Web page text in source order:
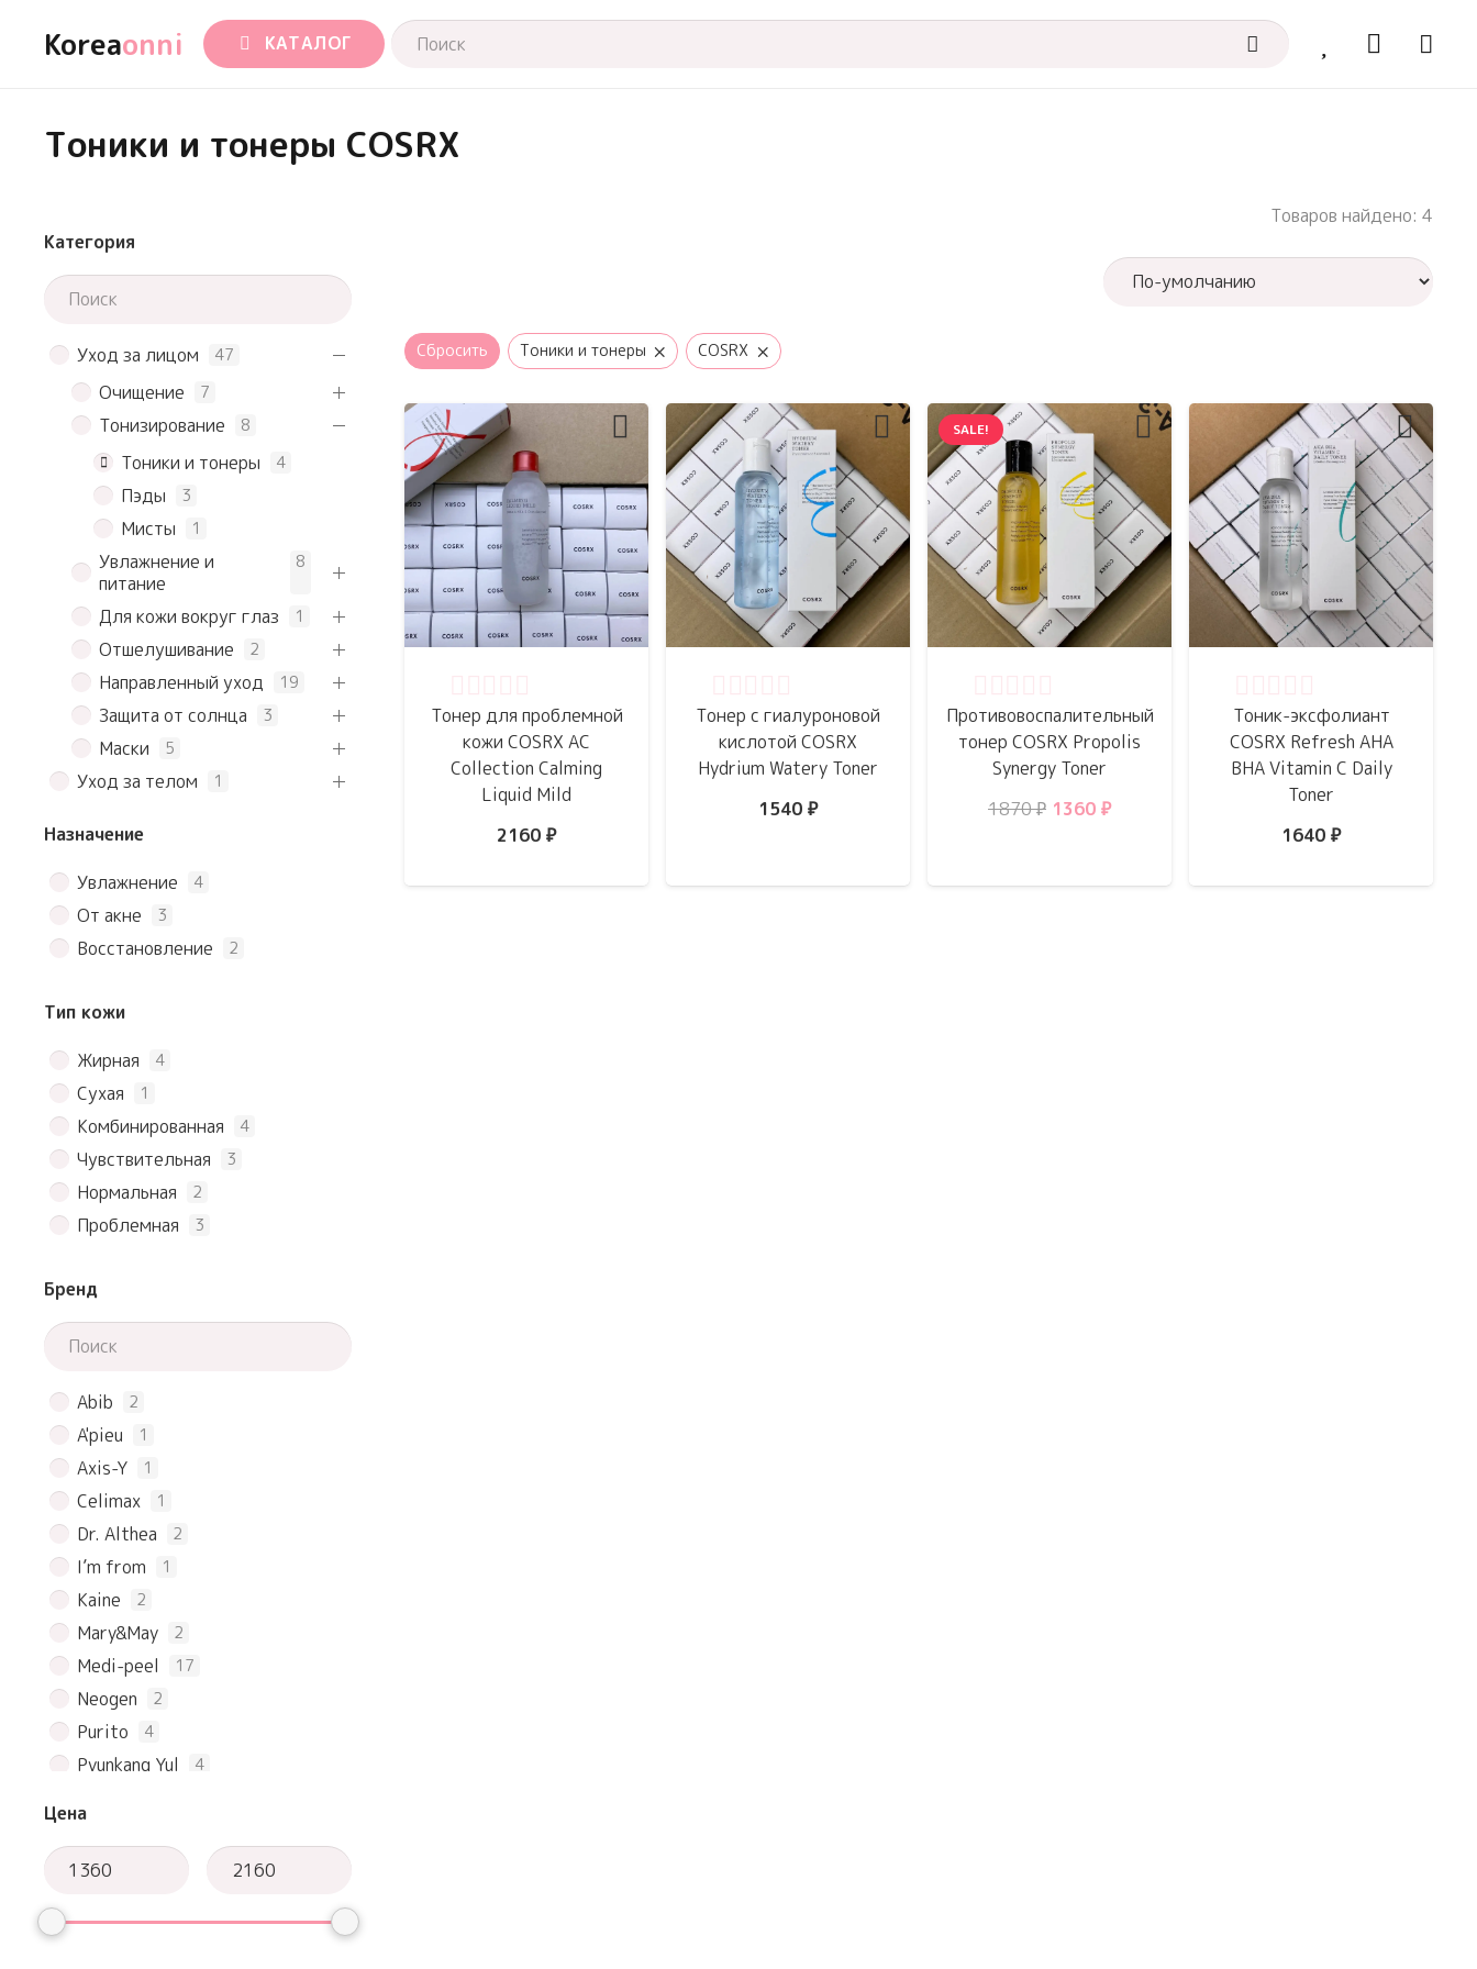
Koreaonni КАТАЛОГ
Тоники и тонеры COSRX
Категория
Уход за лицом 47
Очищение 7
Тонизирование 8
Тоники и тонеры 4
Пэды 3
Мисты 1
Увлажнение и
питание
8
Для кожи вокруг глаз 1
Отшелушивание 2
Направленный уход 19
Защита от солнца 3
Маски 5
Уход за телом 1
Назначение
Увлажнение
4
От акне 3
Восстановление 2
Тип кожи
Жирная
4
Сухая 1
Комбинированная 4
Чувствительная 3
Нормальная 2
Проблемная 3
Бренд
Abib 2
A'pieu 1
Axis-Y 1
Celimax 1
Dr. Althea 2
I’m from 1
Kaine 2
Mary&May 2
Medi-peel 17
Neogen 2
Purito 4
Pyunkang Yul 4
Skin1004
TIAM 3
Цена
Товаров найдено: 4
Сбросить Тоники и тонеры × COSRX ×
Тонер для проблемной
кожи COSRX AC
Collection Calming
Liquid Mild
2160 ₽
Тонер с гиалуроновой
кислотой COSRX
Hydrium Watery Toner
1540 ₽
SALE!
Противовоспалительный
тонер COSRX Propolis
Synergy Toner
1870₽ Первоначальная
1360 ₽Текущая
Тоник-эксфолиант
COSRX Refresh AHA
BHA Vitamin C Daily
Toner
1640 ₽